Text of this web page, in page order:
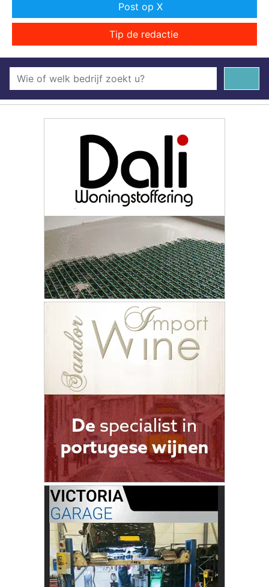
Post op X
Tip de redactie